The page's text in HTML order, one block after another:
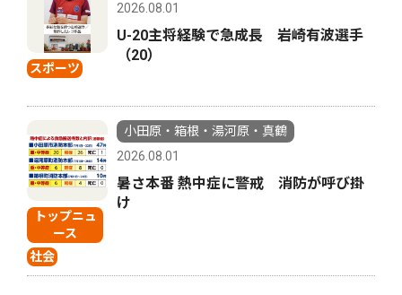
スポーツ
2026.08.01
U-20主将経験で急成長 岩崎有波選手
（20）
トップニュ
ース
社会
小田原・箱根・湯河原・真鶴
2026.08.01
暑さ本番 熱中症に警戒 消防が呼び掛
け